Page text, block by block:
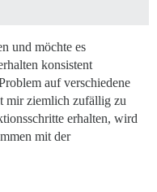
und möchte es
konsistent
auf verschiedene
mir ziemlich zufällig zu
erhalten, wird
mit der